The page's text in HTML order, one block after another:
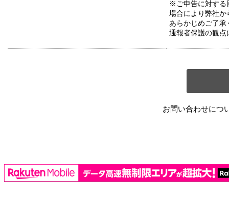
※ご申告に対する
場合により弊社か
あらかじめご了承
通報者保護の観点
お問い合わせにつ